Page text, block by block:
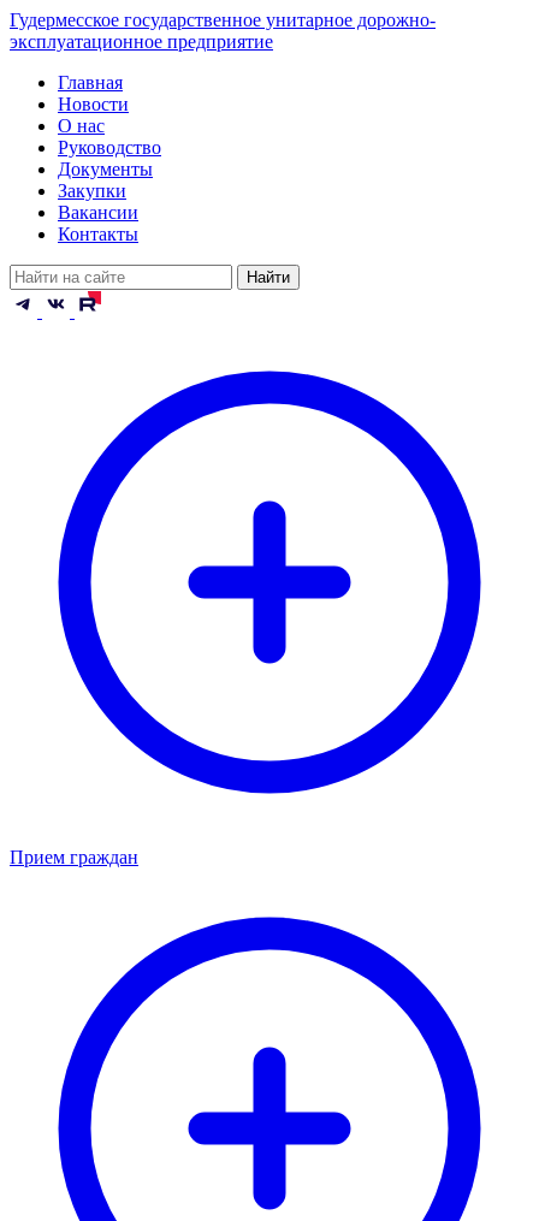
Гудермесское государственное унитарное дорожно-
эксплуатационное предприятие
Главная
Новости
О нас
Руководство
Документы
Закупки
Вакансии
Контакты
Найти
Прием граждан